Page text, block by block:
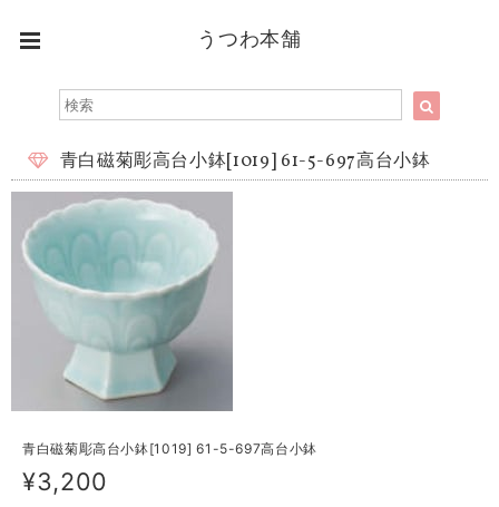
うつわ本舗
青白磁菊彫高台小鉢[1019] 61-5-697高台小鉢
青白磁菊彫高台小鉢[1019] 61-5-697高台小鉢
¥3,200